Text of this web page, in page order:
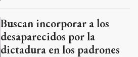
Buscan incorporar a los
desaparecidos por la
dictadura en los padrones